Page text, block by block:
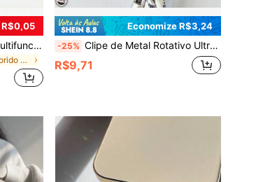
R$0,05
1 Peça Cordão Ajustável Multifuncional Macaron para Celular, Alça de Pescoço Colorida Destacável, Suporte para Chaves de Celular, Corda de Compatibilidade Universal, Alça Transversal Anti-Perda para Esqui, Corrida, Caminhada, Viagem e Atividades ao Ar Livre
em Multicolorido Cordões para celular
Economize R$3,24
-25% Clipe de Metal Rotativo Ultra Fino, Arruela Conectora de Aço Inoxidável, Compatível com Cordão de Telefone / Pingente; Compatível com Todos os Tipos de Smartphones, Android e a Maioria dos Telefones; Adequado como Presente para Mãe, Família, Amigos, Crianças, Aniversário, Feriado Cordão de Telefone
R$9,71